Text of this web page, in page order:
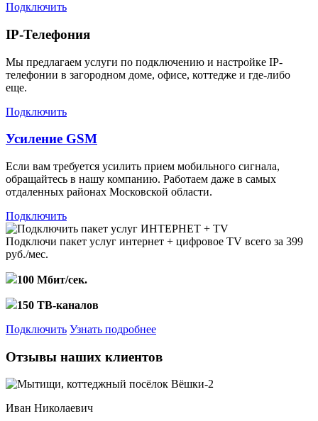
Подключить
IP-Телефония
Мы предлагаем услуги по подключению и настройке IP-
телефонии в загородном доме, офисе, коттедже и где-либо
еще.
Подключить
Усиление GSM
Если вам требуется усилить прием мобильного сигнала,
обращайтесь в нашу компанию. Работаем даже в самых
отдаленных районах Московской области.
Подключить
Подключи пакет услуг интернет + цифровое TV всего за 399
руб./мес.
100 Мбит/сек.
150 ТВ-каналов
Подключить Узнать подробнее
Отзывы наших клиентов
Иван Николаевич